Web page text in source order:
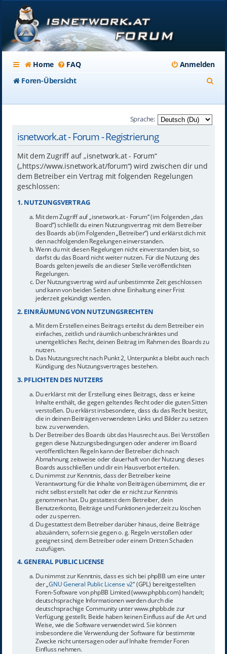
Home FAQ
Anmelden
Foren-Übersicht
Sprache:
isnetwork.at - Forum - Registrierung
Mit dem Zugriff auf „isnetwork.at - Forum“
(„https://www.isnetwork.at/forum“) wird zwischen dir und
dem Betreiber ein Vertrag mit folgenden Regelungen
geschlossen:
1. NUTZUNGSVERTRAG
Mit dem Zugriff auf „isnetwork.at - Forum“ (im Folgenden „das
Board“) schließt du einen Nutzungsvertrag mit dem Betreiber
des Boards ab (im Folgenden „Betreiber“) und erklärst dich mit
den nachfolgenden Regelungen einverstanden.
Wenn du mit diesen Regelungen nicht einverstanden bist, so
darfst du das Board nicht weiter nutzen. Für die Nutzung des
Boards gelten jeweils die an dieser Stelle veröffentlichten
Regelungen.
Der Nutzungsvertrag wird auf unbestimmte Zeit geschlossen
und kann von beiden Seiten ohne Einhaltung einer Frist
jederzeit gekündigt werden.
2. EINRÄUMUNG VON NUTZUNGSRECHTEN
Mit dem Erstellen eines Beitrags erteilst du dem Betreiber ein
einfaches, zeitlich und räumlich unbeschränktes und
unentgeltliches Recht, deinen Beitrag im Rahmen des Boards zu
nutzen.
Das Nutzungsrecht nach Punkt 2, Unterpunkt a bleibt auch nach
Kündigung des Nutzungsvertrages bestehen.
3. PFLICHTEN DES NUTZERS
Du erklärst mit der Erstellung eines Beitrags, dass er keine
Inhalte enthält, die gegen geltendes Recht oder die guten Sitten
verstoßen. Du erklärst insbesondere, dass du das Recht besitzt,
die in deinen Beiträgen verwendeten Links und Bilder zu setzen
bzw. zu verwenden.
Der Betreiber des Boards übt das Hausrecht aus. Bei Verstößen
gegen diese Nutzungsbedingungen oder anderer im Board
veröffentlichten Regeln kann der Betreiber dich nach
Abmahnung zeitweise oder dauerhaft von der Nutzung dieses
Boards ausschließen und dir ein Hausverbot erteilen.
Du nimmst zur Kenntnis, dass der Betreiber keine
Verantwortung für die Inhalte von Beiträgen übernimmt, die er
nicht selbst erstellt hat oder die er nicht zur Kenntnis
genommen hat. Du gestattest dem Betreiber, dein
Benutzerkonto, Beiträge und Funktionen jederzeit zu löschen
oder zu sperren.
Du gestattest dem Betreiber darüber hinaus, deine Beiträge
abzuändern, sofern sie gegen o. g. Regeln verstoßen oder
geeignet sind, dem Betreiber oder einem Dritten Schaden
zuzufügen.
4. GENERAL PUBLIC LICENSE
Du nimmst zur Kenntnis, dass es sich bei phpBB um eine unter
der „GNU General Public License v2“ (GPL) bereitgestellten
Foren-Software von phpBB Limited (www.phpbb.com) handelt;
deutschsprachige Informationen werden durch die
deutschsprachige Community unter www.phpbb.de zur
Verfügung gestellt. Beide haben keinen Einfluss auf die Art und
Weise, wie die Software verwendet wird. Sie können
insbesondere die Verwendung der Software für bestimmte
Zwecke nicht untersagen oder auf Inhalte fremder Foren
Einfluss nehmen.